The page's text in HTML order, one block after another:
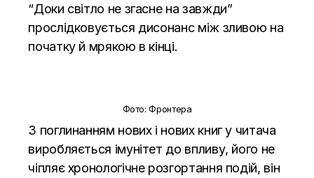
“Доки світло не згасне на завжди”
прослідковується дисонанс між зливою на
початку й мрякою в кінці.
Фото: Фронтера
З поглинанням нових і нових книг у читача
виробляється імунітет до впливу, його не
чіпляє хронологічне розгортання подій, він